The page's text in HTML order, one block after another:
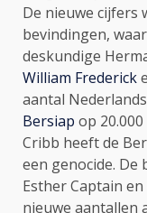
De nieuwe cijfers
bevindingen,
deskundige
William Frederick
aantal
Bersiap op
Cribb heeft de
een genocide.
Esther Captain
nieuwe aantallen